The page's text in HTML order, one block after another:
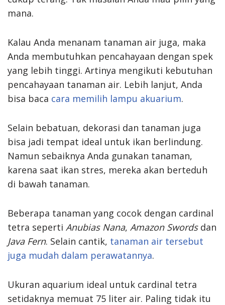
mana.
Kalau Anda menanam tanaman air juga, maka
Anda membutuhkan pencahayaan dengan spek
yang lebih tinggi. Artinya mengikuti kebutuhan
pencahayaan tanaman air. Lebih lanjut, Anda
bisa baca cara memilih lampu akuarium.
Selain bebatuan, dekorasi dan tanaman juga
bisa jadi tempat ideal untuk ikan berlindung.
Namun sebaiknya Anda gunakan tanaman,
karena saat ikan stres, mereka akan berteduh
di bawah tanaman.
Beberapa tanaman yang cocok dengan cardinal
tetra seperti Anubias Nana, Amazon Swordsdan
Java Fern. Selain cantik, tanaman air tersebut
juga mudah dalam perawatannya.
Ukuran aquarium ideal untuk cardinal tetra
setidaknya memuat 75 liter air. Paling tidak itu